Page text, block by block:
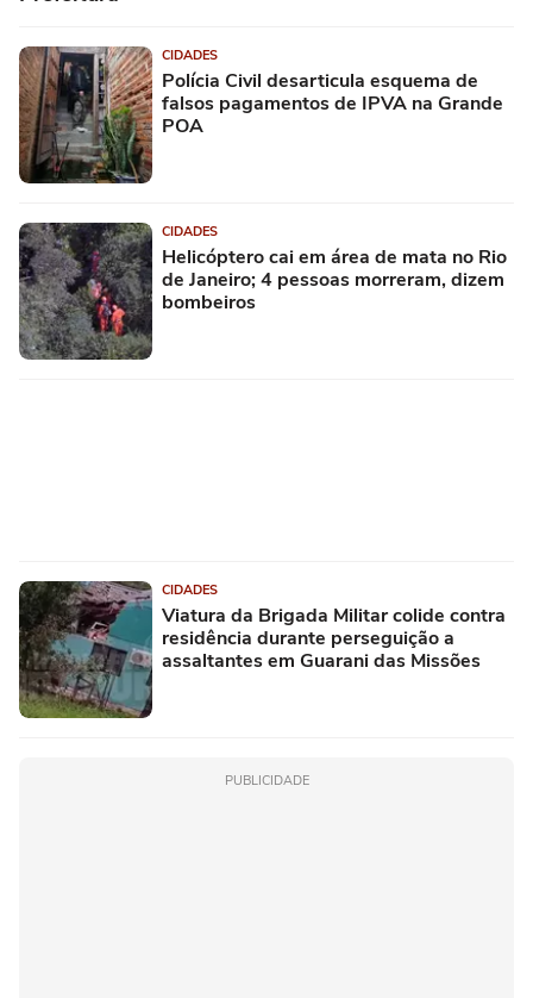
CIDADES
Polícia Civil desarticula esquema de
falsos pagamentos de IPVA na Grande
POA
CIDADES
Helicóptero cai em área de mata no Rio
de Janeiro; 4 pessoas morreram, dizem
bombeiros
CIDADES
Viatura da Brigada Militar colide contra
residência durante perseguição a
assaltantes em Guarani das Missões
PUBLICIDADE